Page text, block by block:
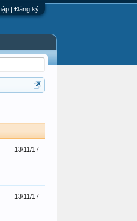
| Đăng ký
13/11/17
13/11/17